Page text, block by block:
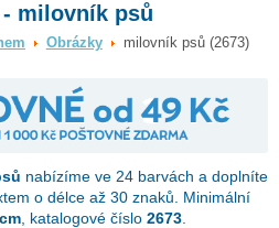
milovník psů
Obrázky milovník psů (2673)
nabízíme ve 24 barvách a doplníte
o délce až 30 znaků. Minimální
, katalogové číslo 2673